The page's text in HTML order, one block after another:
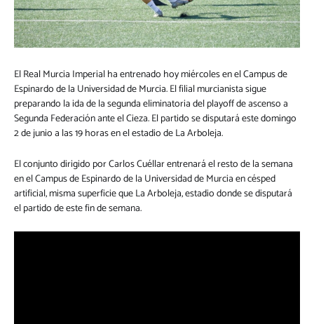
El Real Murcia Imperial ha entrenado hoy miércoles en el Campus de
Espinardo de la Universidad de Murcia. El filial murcianista sigue
preparando la ida de la segunda eliminatoria del playoff de ascenso a
Segunda Federación ante el Cieza. El partido se disputará este domingo
2 de junio a las 19 horas en el estadio de La Arboleja.
El conjunto dirigido por Carlos Cuéllar entrenará el resto de la semana
en el Campus de Espinardo de la Universidad de Murcia en césped
artificial, misma superficie que La Arboleja, estadio donde se disputará
el partido de este fin de semana.